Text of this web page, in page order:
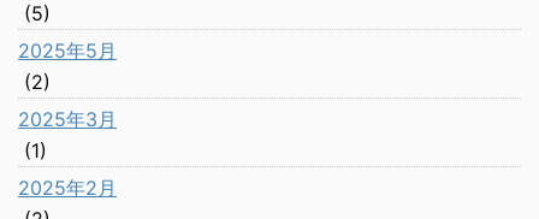
(5)
2025年5月
(2)
2025年3月
(1)
2025年2月